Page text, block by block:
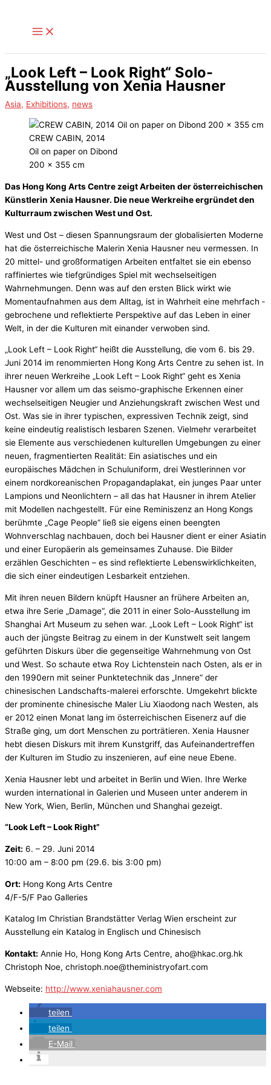
springen
„Look Left – Look Right“ Solo-
Ausstellung von Xenia Hausner
Asia, Exhibitions, news
CREW CABIN, 2014
Oil on paper on Dibond
200 x 355 cm
Das Hong Kong Arts Centre zeigt Arbeiten der österreichischen
Künstlerin Xenia Hausner. Die neue Werkreihe ergründet den
Kulturraum zwischen West und Ost.
West und Ost – diesen Spannungsraum der globalisierten Moderne
hat die österreichische Malerin Xenia Hausner neu vermessen. In
20 mittel- und großformatigen Arbeiten entfaltet sie ein ebenso
raffiniertes wie tiefgründiges Spiel mit wechselseitigen
Wahrnehmungen. Denn was auf den ersten Blick wirkt wie
Momentaufnahmen aus dem Alltag, ist in Wahrheit eine mehrfach ­
gebrochene und reflektierte Perspektive auf das Leben in einer
Welt, in der die Kulturen mit einander verwoben sind.
„Look Left – Look Right“ heißt die Ausstellung, die vom 6. bis 29.
Juni 2014 im renommierten Hong Kong Arts Centre zu sehen ist. In
ihrer neuen Werkreihe „Look Left – Look Right“ geht es Xenia
Hausner vor allem um das seismo-graphische Erkennen einer
wechselseitigen Neugier und Anziehungskraft zwischen West und
Ost. Was sie in ihrer typischen, expressiven Technik zeigt, sind
keine eindeutig realistisch lesbaren Szenen. Vielmehr verarbeitet
sie Elemente aus verschiedenen kulturellen Umgebungen zu einer
neuen, fragmentierten Realität: Ein asiatisches und ein
europäisches Mädchen in Schuluniform, drei Westlerinnen vor
einem nordkoreanischen Propagandaplakat, ein junges Paar unter
Lampions und Neonlichtern – all das hat Hausner in ihrem Atelier
mit Modellen nachgestellt. Für eine Reminiszenz an Hong Kongs
berühmte „Cage People“ ließ sie eigens einen beengten
Wohnverschlag nachbauen, doch bei Hausner dient er einer Asiatin
und einer Europäerin als gemeinsames Zuhause. Die Bilder
erzählen Geschichten – es sind reflektierte Lebenswirklichkeiten,
die sich einer eindeutigen Lesbarkeit entziehen.
Mit ihren neuen Bildern knüpft Hausner an frühere Arbeiten an,
etwa ihre Serie „Damage“, die 2011 in einer Solo-Ausstellung im
Shanghai Art Museum zu sehen war. „Look Left – Look Right“ ist
auch der jüngste Beitrag zu einem in der Kunstwelt seit langem
geführten Diskurs über die gegenseitige Wahrnehmung von Ost
und West. So schaute etwa Roy Lichtenstein nach Osten, als er in
den 1990ern mit seiner Punktetechnik das „Innere“ der
chinesischen Landschafts-malerei erforschte. Umgekehrt blickte
der prominente chinesische Maler Liu Xiaodong nach Westen, als
er 2012 einen Monat lang im österreichischen Eisenerz auf die
Straße ging, um dort Menschen zu porträtieren. Xenia Hausner
hebt diesen Diskurs mit ihrem Kunstgriff, das Aufeinandertreffen
der Kulturen im Studio zu inszenieren, auf eine neue Ebene.
Xenia Hausner lebt und arbeitet in Berlin und Wien. Ihre Werke
wurden international in Galerien und Museen unter anderem in
New York, Wien, Berlin, München und Shanghai gezeigt.
“Look Left – Look Right”
Zeit: 6. – 29. Juni 2014
10:00 am – 8:00 pm (29.6. bis 3:00 pm)
Ort: Hong Kong Arts Centre
4/F-5/F Pao Galleries
Katalog Im Christian Brandstätter Verlag Wien erscheint zur
Ausstellung ein Katalog in Englisch und Chinesisch
Kontakt: Annie Ho, Hong Kong Arts Centre, aho@hkac.org.hk
Christoph Noe, christoph.noe@theministryofart.com
Webseite: http://www.xeniahausner.com
teilen
teilen
E-Mail